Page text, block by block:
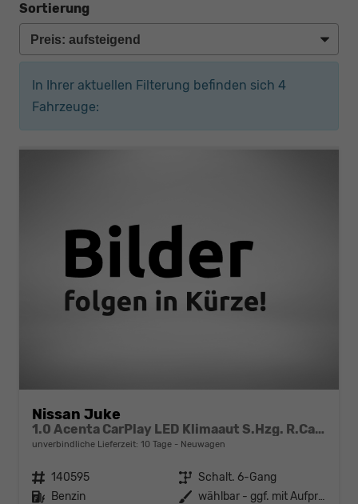
Sortierung
In Ihrer aktuellen Filterung befinden sich 4
Fahrzeuge:
Nissan Juke
1.0 Acenta CarPlay LED Klimaaut S.Hzg. R.Cam MJ25
unverbindliche Lieferzeit: 10 Tage Neuwagen
Fahrzeugnr. 140595 Getriebe Schalt. 6-Gang
Kraftstoff Benzin Außenfarbe
wählbar - ggf. mit Aufpreis